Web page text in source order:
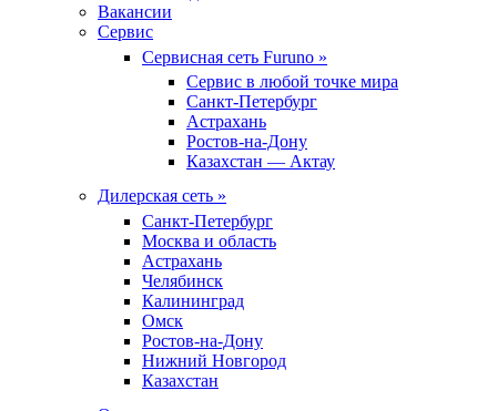
Вакансии
Сервис
Сервисная сеть Furuno »
Сервис в любой точке мира
Санкт-Петербург
Астрахань
Ростов-на-Дону
Казахстан — Актау
Дилерская сеть »
Санкт-Петербург
Москва и область
Астрахань
Челябинск
Калининград
Омск
Ростов-на-Дону
Нижний Новгород
Казахстан